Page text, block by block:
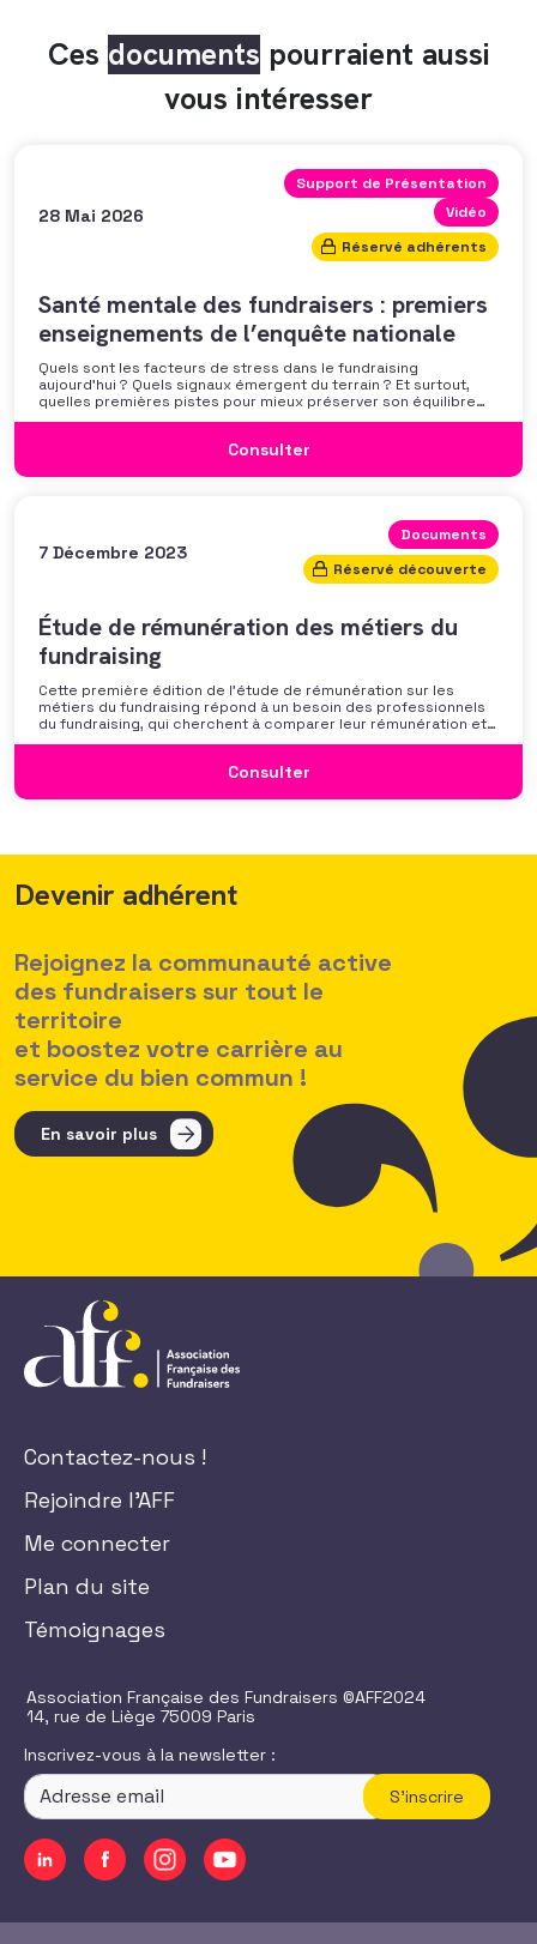
Ces documents pourraient aussi
vous intéresser
28 Mai 2026
Support de Présentation
Vidéo
Réservé adhérents
Santé mentale des fundraisers : premiers
enseignements de l’enquête nationale
Quels sont les facteurs de stress dans le fundraising
aujourd’hui ? Quels signaux émergent du terrain ? Et surtout,
quelles premières pistes pour mieux préserver son équilibre
professionnel ? L’AFF vous propose un webinaire pour découvrir
discussion autour des mécanismes
Consulter
7 Décembre 2023
Documents
Réservé découverte
Étude de rémunération des métiers du
fundraising
Cette première édition de l’étude de rémunération sur les
métiers du fundraising répond à un besoin des professionnels
du fundraising, qui cherchent à comparer leur rémunération et à
se positionner. Elle répond également à une préoccupation
des politiques salariales comme un enjeu majeur,
Consulter
Devenir adhérent
Rejoignez la communauté active
des fundraisers sur tout le
territoire
et boostez votre carrière au
service du bien commun !
En savoir plus
Contactez-nous !
Rejoindre l'AFF
Me connecter
Plan du site
Témoignages
Association Française des Fundraisers ©AFF2024
14, rue de Liège 75009 Paris
Inscrivez-vous à la newsletter :
S'inscrire